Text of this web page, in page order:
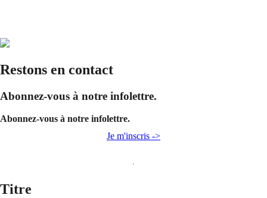
Restons en contact
Abonnez-vous à notre infolettre.
Abonnez-vous à notre infolettre.
Je m'inscris ->
Titre